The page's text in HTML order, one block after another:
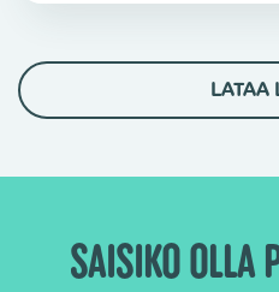
LATAA
SAISIKO OLLA